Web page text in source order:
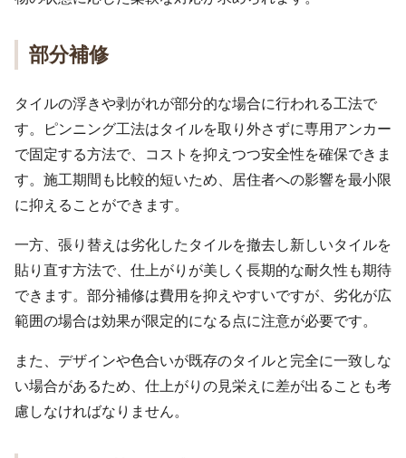
部分補修
タイルの浮きや剥がれが部分的な場合に行われる工法で
す。ピンニング工法はタイルを取り外さずに専用アンカー
で固定する方法で、コストを抑えつつ安全性を確保できま
す。施工期間も比較的短いため、居住者への影響を最小限
に抑えることができます。
一方、張り替えは劣化したタイルを撤去し新しいタイルを
貼り直す方法で、仕上がりが美しく長期的な耐久性も期待
できます。部分補修は費用を抑えやすいですが、劣化が広
範囲の場合は効果が限定的になる点に注意が必要です。
また、デザインや色合いが既存のタイルと完全に一致しな
い場合があるため、仕上がりの見栄えに差が出ることも考
慮しなければなりません。